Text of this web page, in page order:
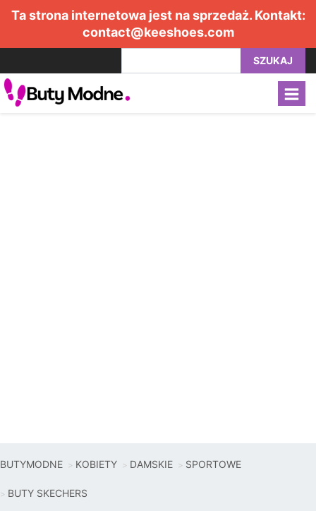
Ta strona internetowa jest na sprzedaż. Kontakt:
contact@keeshoes.com
SZUKAJ
BUTYMODNE KOBIETY DAMSKIE SPORTOWE
BUTY SKECHERS